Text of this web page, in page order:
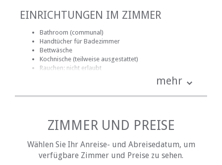
EINRICHTUNGEN IM ZIMMER
Bathroom (communal)
Handtücher für Badezimmer
Bettwäsche
Kochnische (teilweise ausgestattet)
Rauchen: nicht erlaubt
EINRICHTUNGEN AUF DEM GELÄNDE
Kinderfreundlich (alle Altersgruppen)
Garten(e)
Rauchen: Nicht drinnen
mehr
ZIMMER UND PREISE
Wählen Sie Ihr Anreise- und Abreisedatum, um
verfügbare Zimmer und Preise zu sehen.